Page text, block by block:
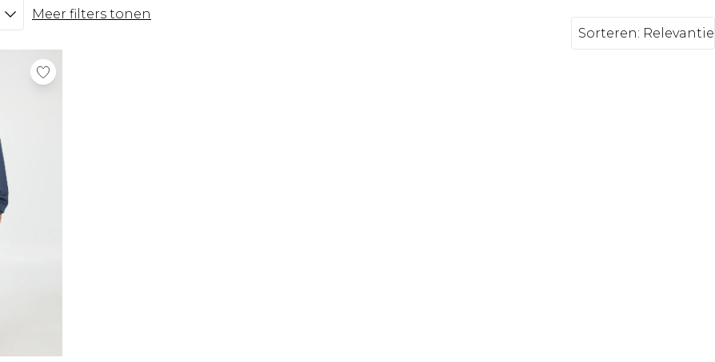
Meer filters tonen
Sorteren: Relevantie